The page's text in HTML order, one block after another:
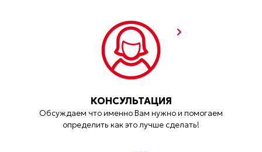
КОНСУЛЬТАЦИЯ
Обсуждаем что именно Вам нужно и помогаем
определить как это лучше сделать!